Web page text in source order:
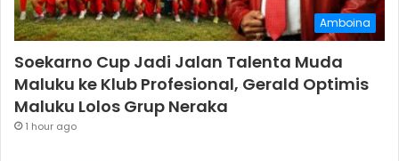
Amboina
Soekarno Cup Jadi Jalan Talenta Muda
Maluku ke Klub Profesional, Gerald Optimis
Maluku Lolos Grup Neraka
1 hour ago